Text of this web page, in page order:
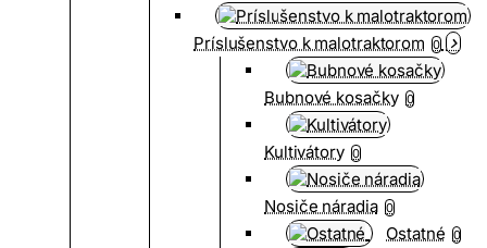
Príslušenstvo k malotraktorom 0
Bubnové kosačky 0
Kultivátory 0
Nosiče náradia 0
Ostatné 0